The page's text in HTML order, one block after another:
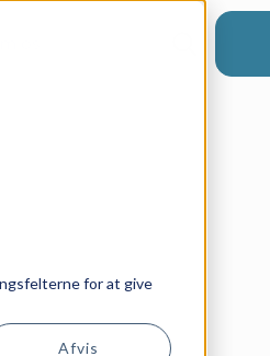
for at give
Afvis